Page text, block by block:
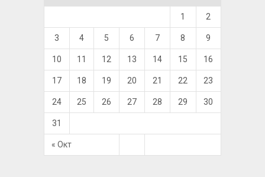
« Окт
1 2
3 4 5 6 7 8 9
10 11 12 13 14 15 16
17 18 19 20 21 22 23
24 25 26 27 28 29 30
31